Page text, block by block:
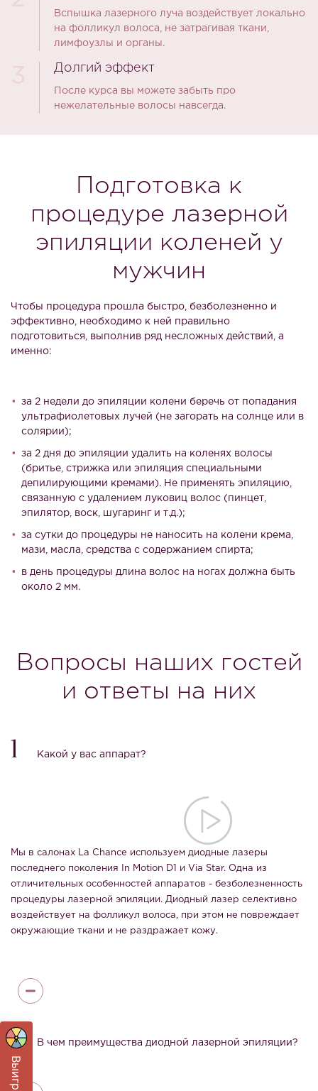
Вспышка лазерного луча воздействует локально
на фолликул волоса, не затрагивая ткани,
лимфоузлы и органы.
Долгий эффект
После курса вы можете забыть про
нежелательные волосы навсегда.
Подготовка к
процедуре лазерной
эпиляции коленей у
мужчин
Чтобы процедура прошла быстро, безболезненно и
эффективно, необходимо к ней правильно
подготовиться, выполнив ряд несложных действий, а
именно:
за 2 недели до эпиляции колени беречь от попадания
ультрафиолетовых лучей (не загорать на солнце или в
солярии);
за 2 дня до эпиляции удалить на коленях волосы
(бритье, стрижка или эпиляция специальными
депилирующими кремами). Не применять эпиляцию,
связанную с удалением луковиц волос (пинцет,
эпилятор, воск, шугаринг и т.д.);
за сутки до процедуры не наносить на колени крема,
мази, масла, средства с содержанием спирта;
в день процедуры длина волос на ногах должна быть
около 2 мм.
Вопросы наших гостей
и ответы на них
1 Какой у вас аппарат?
Мы в салонах La Chance используем диодные лазеры
последнего поколения In Motion D1 и Via Star. Одна из
отличительных особенностей аппаратов - безболезненность
процедуры лазерной эпиляции. Диодный лазер селективно
воздействует на фолликул волоса, при этом не повреждает
окружающие ткани и не раздражает кожу.
2 В чем преимущества диодной лазерной эпиляции?